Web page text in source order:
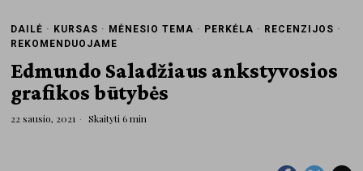
DAILĖ · KURSAS · MĖNESIO TEMA · PERKĖLA · RECENZIJOS ·
REKOMENDUOJAME
Edmundo Saladžiaus ankstyvosios
grafikos būtybės
22 sausio, 2021 Skaityti 6 min